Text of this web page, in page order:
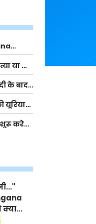
या कोई बड़ा राज?
के बाद
किसने
यूरिया
में
करे
Viral